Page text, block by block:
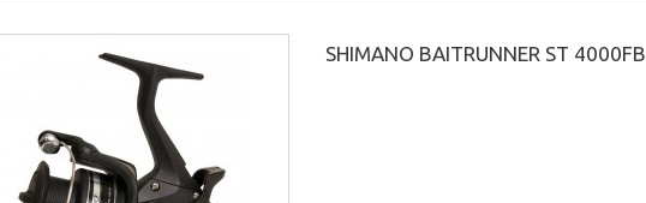
SHIMANO BAITRUNNER ST 4000FB